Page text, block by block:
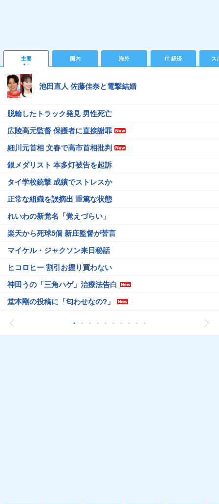
主要 国内 海外 IT 経済 ス
池田直人 佐藤佳奈と電撃結婚
脱輪したトラック発見 男性死亡
広陵高元監督 保護者に直接謝罪
細川元首相 文春で高市首相批判
銀メダリスト 本多灯被告を起訴
タイ学校銃撃 成績でストレスか
正常な組織を誤摘出 重篤な状態
れいわの新党名「覚えづらい」
楽天から死球5個 新庄監督が苦言
マイケル・ジャクソン来日秘話
ヒコロヒー 割引お握り買わない
神田うの「三角ハゲ」治療法告白
堂本剛の投稿に「匂わせなの?」